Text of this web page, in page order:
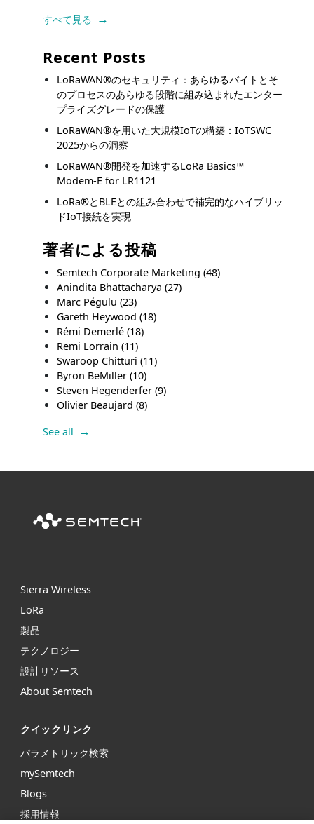
すべて見る
Recent Posts
LoRaWAN®のセキュリティ：あらゆるバイトとそ
のプロセスのあらゆる段階に組み込まれたエンター
プライズグレードの保護
LoRaWAN®を用いた大規模IoTの構築：IoTSWC
2025からの洞察
LoRaWAN®開発を加速するLoRa Basics™
Modem-E for LR1121
LoRa®とBLEとの組み合わせで補完的なハイブリッ
ドIoT接続を実現
著者による投稿
Semtech Corporate Marketing(48)
Anindita Bhattacharya(27)
Marc Pégulu(23)
Gareth Heywood(18)
Rémi Demerlé(18)
Remi Lorrain(11)
Swaroop Chitturi(11)
Byron BeMiller(10)
Steven Hegenderfer(9)
Olivier Beaujard(8)
See all
Sierra Wireless
LoRa
製品
テクノロジー
設計リソース
About Semtech
クイックリンク
パラメトリック検索
mySemtech
Blogs
採用情報